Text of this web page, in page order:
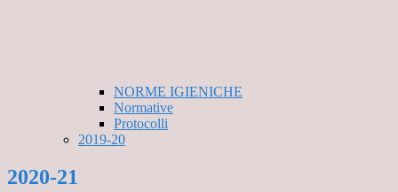
NORME IGIENICHE
Normative
Protocolli
2019-20
2020-21